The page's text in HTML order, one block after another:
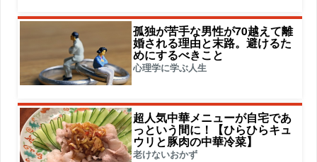
孤独が苦手な男性が70越えて離
婚される理由と末路。避けるた
めにするべきこと
心理学に学ぶ人生
超人気中華メニューが自宅であ
っという間に！【ひらひらキュ
ウリと豚肉の中華冷菜】
老けないおかず